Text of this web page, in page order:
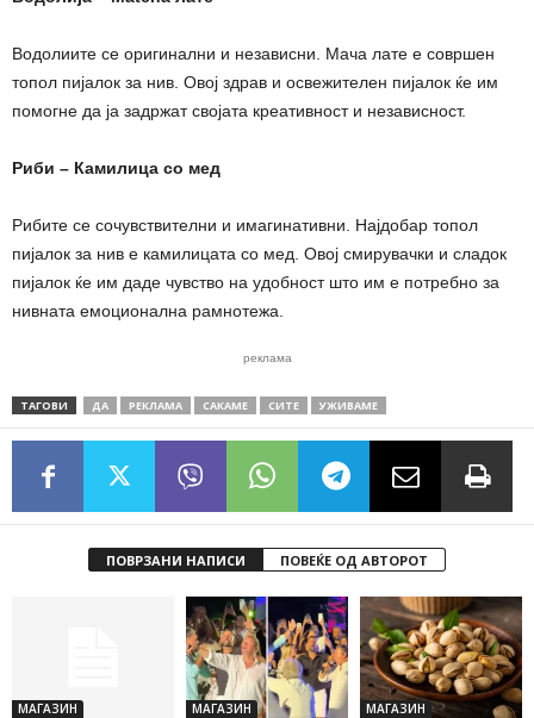
Водолиите се оригинални и независни. Мача лате е совршен
топол пијалок за нив. Овој здрав и освежителен пијалок ќе им
помогне да ја задржат својата креативност и независност.
Риби – Камилица со мед
Рибите се сочувствителни и имагинативни. Најдобар топол
пијалок за нив е камилицата со мед. Овој смирувачки и сладок
пијалок ќе им даде чувство на удобност што им е потребно за
нивната емоционална рамнотежа.
реклама
ТАГОВИ ДА РЕКЛАМА САКАМЕ СИТЕ УЖИВАМЕ
ПОВРЗАНИ НАПИСИ ПОВЕЌЕ ОД АВТОРОТ
МАГАЗИН МАГАЗИН МАГАЗИН